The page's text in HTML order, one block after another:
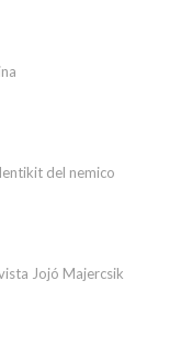
del nemico
Jojó Majercsik